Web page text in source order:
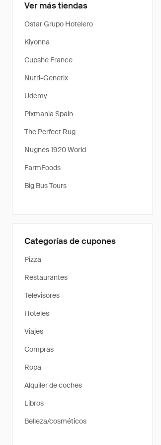
Ver más tiendas
Ostar Grupo Hotelero
Kiyonna
Cupshe France
Nutri-Genetix
Udemy
Pixmania Spain
The Perfect Rug
Nugnes 1920 World
FarmFoods
Big Bus Tours
Categorías de cupones
Pizza
Restaurantes
Televisores
Hoteles
Viajes
Compras
Ropa
Alquiler de coches
Libros
Belleza/cosméticos